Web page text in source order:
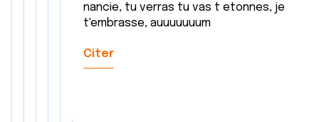
nancie, tu verras tu vas t etonnes, je
t'embrasse, auuuuuuum
Citer